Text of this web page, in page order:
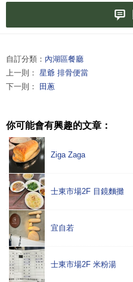
自訂分類： 內湖區餐廳
上一則： 星爺 排骨便當
下一則：
田蔥
你可能會有興趣的文章：
Ziga Zaga
士東市場2F 目鏡麵攤
宜自若
士東市場2F 米粉湯